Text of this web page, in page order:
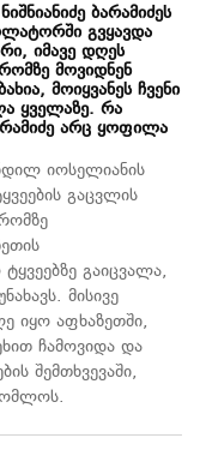
ბარამიძეს
გვყავდა
იმავე დღეს
მოვიდნენ
მოიყვანეს ჩვენი
ყველაზე. რა
არც ყოფილა
იოსელიანის
გაცვლის
გაიცვალა,
მისივე
იყო აფხაზეთში,
ჩამოვიდა და
შემთხვევაში,